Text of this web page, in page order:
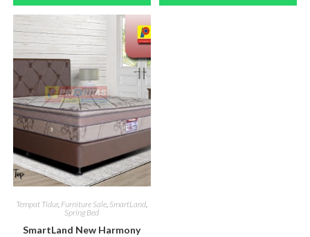
Tempat Tidur, Furniture Sale, SmartLand,
Spring Bed
SmartLand New Harmony